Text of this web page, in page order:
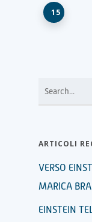
15
ARTICOLI
VERSO
MARICA
EINSTEIN